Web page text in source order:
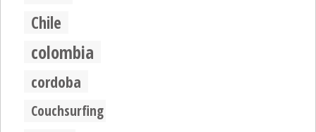
Chile
colombia
cordoba
Couchsurfing